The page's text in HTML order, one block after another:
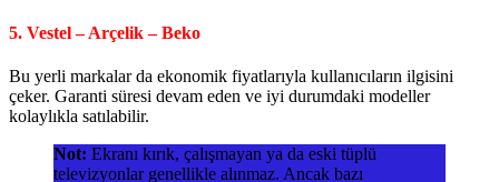
5. Vestel – Arçelik – Beko
Bu yerli markalar da ekonomik fiyatlarıyla kullanıcıların ilgisini
çeker. Garanti süresi devam eden ve iyi durumdaki modeller
kolaylıkla satılabilir.
Not: Ekranı kırık, çalışmayan ya da eski tüplü
televizyonlar genellikle alınmaz. Ancak bazı